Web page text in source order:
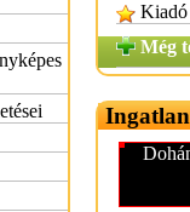
Kiadó
Még